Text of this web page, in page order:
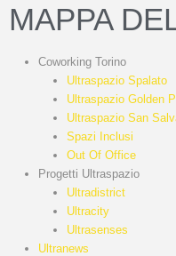
MAPPA
Coworking Torino
Ultraspazio Spalato
Ultraspazio Golden
Ultraspazio San
Spazi Inclusi
Out Of Office
Progetti Ultraspazio
Ultradistrict
Ultracity
Ultrasenses
Ultranews